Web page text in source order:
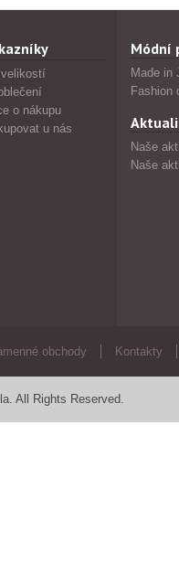
o nákupu
u nás
Módní
Made in
Fashion
Naše
Naše
obchody Kontakty
All Rights Reserved.